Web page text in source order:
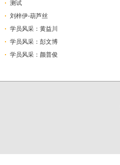
测试
刘梓伊-葫芦丝
学员风采：黄益川
学员风采：彭文博
学员风采：颜普俊